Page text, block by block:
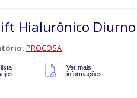
Hialurônico Diurno
PROCOSA
Ver mais
informações